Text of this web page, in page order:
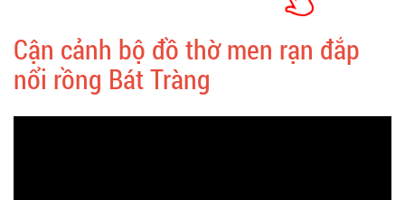
Cận cảnh bộ đồ thờ men rạn đắp
nổi rồng Bát Tràng